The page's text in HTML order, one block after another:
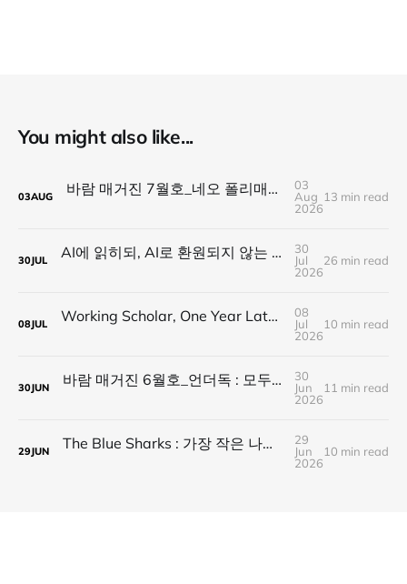
You might also like...
03AUG 바람 매거진 7월호_네오 폴리매스 : 명함 한 줄에 갇히지 않는 사람들
03
Aug
2026
13 min read
30JUL AI에 읽히되, AI로 환원되지 않는 것 — 새로운 낭만의 시대, 브랜드와 비즈니스가 향해야 할 방향
30
Jul
2026
26 min read
08JUL Working Scholar, One Year Later : 1년 후, 다시 보내는 응원
08
Jul
2026
10 min read
30JUN 바람 매거진 6월호_언더독 : 모두가 가는 길을 가지 않는다, 나의 길을 만든다
30
Jun
2026
11 min read
29JUN The Blue Sharks : 가장 작은 나라가 만든 가장 넓은 연결
29
Jun
2026
10 min read